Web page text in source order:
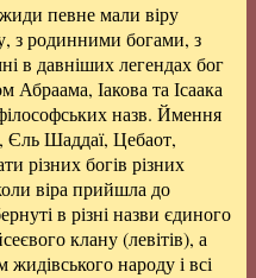
певне мали віру
з родинними богами, з
в давніших легендах бог
Абраама, Іакова та Ісаака
назв. Ймення
Єль Шаддаї, Цебаот,
різних богів різних
віра прийшла до
в різні назви єдиного
клану (левітів), а
народу і всі